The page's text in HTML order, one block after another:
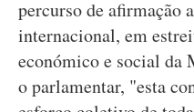
percurso de afirmação
internacional, em
económico e social da
o parlamentar, "esta